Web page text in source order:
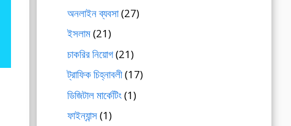
অনলাইন ব্যবসা(27)
ইসলাম(21)
চাকরির নিয়োগ(21)
ট্রাফিক চিহ্নাবলী(17)
ডিজিটাল মার্কেটিং(1)
ফাইন্যান্স(1)